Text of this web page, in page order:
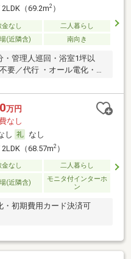
（69.2m2）
金なし
二人暮らし
(近隣含) 南向き
・管理人巡回・浴室1坪以
要／代行 ・オール電化・初
万円
なし
し
なし
（68.57m2）
金なし 二人暮らし
(近隣含)
モニタ付インターホ
ン
・初期費用カード決済可